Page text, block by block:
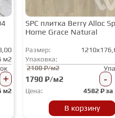
м2
+
м2
SPC плитка Berry Alloc
Home Grace Natural
Размер:
Упаковка:
2100 ₽/м2
1790 ₽/м2 -
Цена: 4582₽ за
В корзину